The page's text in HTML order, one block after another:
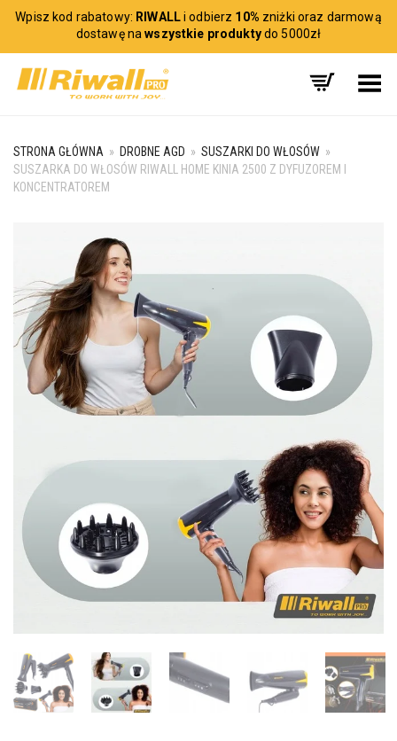
Wpisz kod rabatowy: RIWALLi odbierz 10% zniżki oraz darmową
dostawę nawszystkie produktydo 5000zł
Toggle Menu
STRONA GŁÓWNA » DROBNE AGD » SUSZARKI DO WŁOSÓW »
SUSZARKA DO WŁOSÓW RIWALL HOME KINIA 2500 Z DYFUZOREM I
KONCENTRATOREM